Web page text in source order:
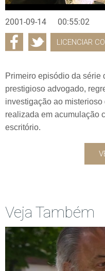
2001-09-14 00:55:02
LICENCIAR
Primeiro episódio da série
prestigioso advogado,
investigação ao
realizada em acumulação
escritório.
Veja Também